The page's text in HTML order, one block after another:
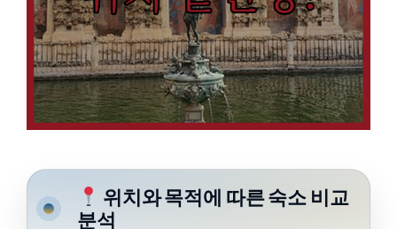
위치와 목적에 따른 숙소 비교
분석